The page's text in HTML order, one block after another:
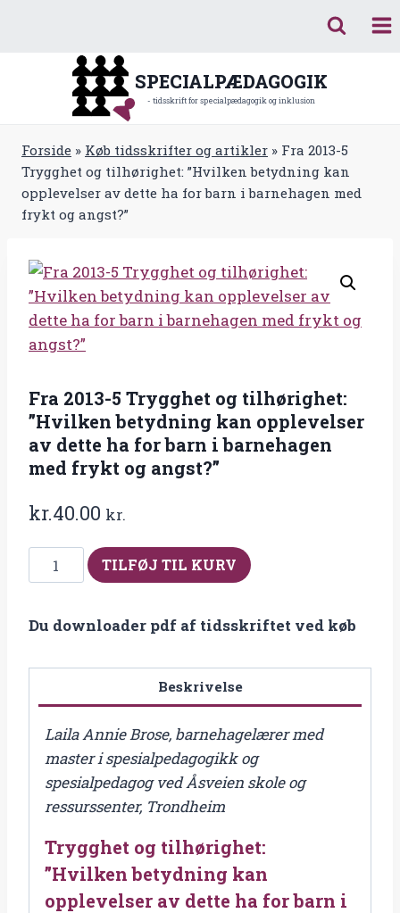
SPECIALPÆDAGOGIK
- tidsskrift for specialpædagogik og inklusion
Forside » Køb tidsskrifter og artikler » Fra 2013-5
Trygghet og tilhørighet: ”Hvilken betydning kan
opplevelser av dette ha for barn i barnehagen med
frykt og angst?”
Fra 2013-5 Trygghet og tilhørighet:
”Hvilken betydning kan opplevelser
av dette ha for barn i barnehagen
med frykt og angst?”
kr.40.00 kr.
2013-
Trygghet
”Hvilken
betydning
kan
opplevelser
av
ha
for
barn
TILFØJ TIL KURV
Du downloader pdf af tidsskriftet ved køb
Beskrivelse
Laila Annie Brose, barnehagelærer med
master i spesialpedagogikk og
spesialpedagog ved Åsveien skole og
ressurssenter, Trondheim
Trygghet og tilhørighet:
”Hvilken betydning kan
opplevelser av dette ha for barn i